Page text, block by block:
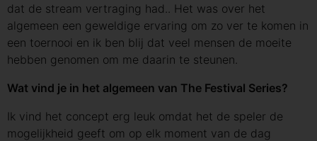
dat de stream vertraging had.. Het was over het
algemeen een geweldige ervaring om zo ver te komen in
een toernooi en ik ben blij dat veel mensen de moeite
hebben genomen om me daarin te steunen.
Wat vind je in het algemeen van The Festival Series?
Ik vind het concept erg leuk omdat het de speler de
mogelijkheid geeft om op elk moment van de dag